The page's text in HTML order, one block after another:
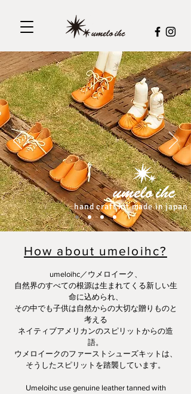
How about umeloihc?
umeloihc／ウメロイーク、
自然界のすべての根源は生まれてくる新しい生
命に込められ、
その中でも子供は自然からの大切な贈りものと
考える
ネイティブアメリカンのスピリットからの造
語。
ウメロイークのファーストシューズキットは、
そうしたスピリットを踏襲しています。
Umeloihc use genuine leather tanned with
hand craft kit made in japan